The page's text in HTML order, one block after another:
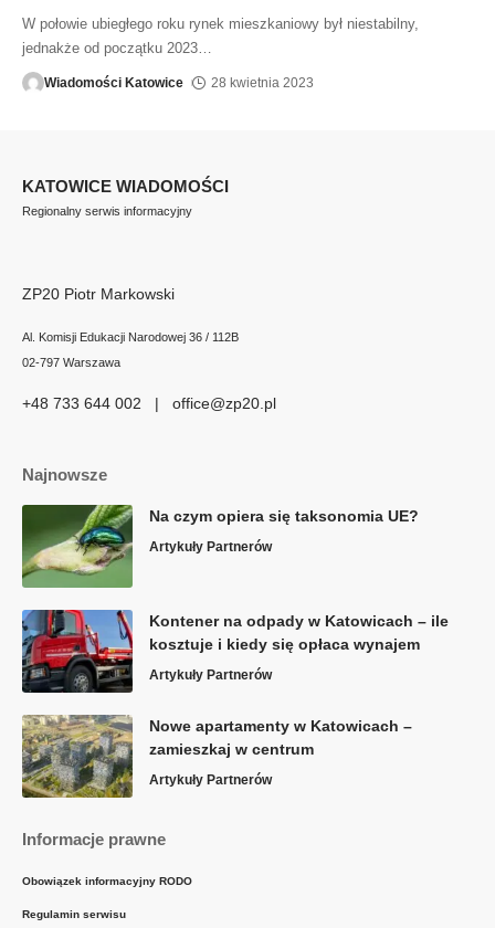
W połowie ubiegłego roku rynek mieszkaniowy był niestabilny,
jednakże od początku 2023
Wiadomości Katowice 28 kwietnia 2023
KATOWICE WIADOMOŚCI
Regionalny serwis informacyjny
ZP20 Piotr Markowski
Al. Komisji Edukacji Narodowej 36 / 112B
02-797 Warszawa
+48 733 644 002 | office@zp20.pl
Najnowsze
Na czym opiera się taksonomia UE?
Artykuły Partnerów
Kontener na odpady w Katowicach – ile
kosztuje i kiedy się opłaca wynajem
Artykuły Partnerów
Nowe apartamenty w Katowicach –
zamieszkaj w centrum
Artykuły Partnerów
Informacje prawne
Obowiązek informacyjny RODO
Regulamin serwisu